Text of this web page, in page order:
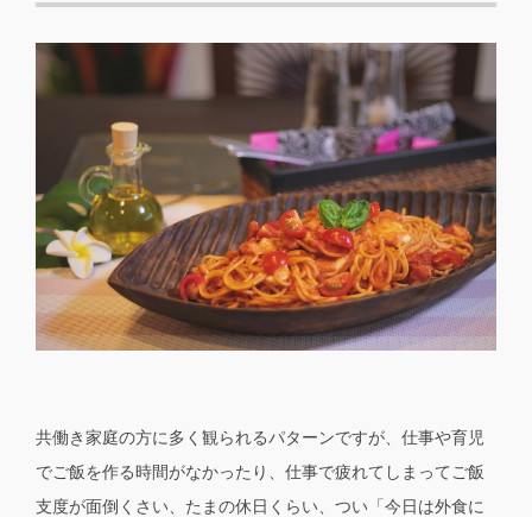
共働き家庭の方に多く観られるパターンですが、仕事や育児
でご飯を作る時間がなかったり、仕事で疲れてしまってご飯
支度が面倒くさい、たまの休日くらい、つい「今日は外食に